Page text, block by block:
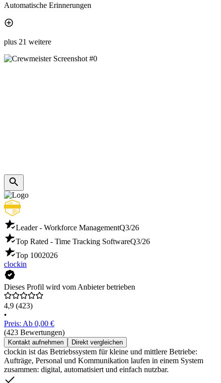
Automatische Erinnerungen
plus 21 weitere
Leader - Workforce ManagementQ3/26
Top Rated - Time Tracking SoftwareQ3/26
Top 1002026
clockin
Dieses Profil wird vom Anbieter betrieben
4,9 (423)
•
Preis: Ab 0,00 €
(423 Bewertungen)
Kontakt aufnehmen Direkt vergleichen
clockin ist das Betriebssystem für kleine und mittlere Betriebe:
Aufträge, Personal und Kommunikation laufen in einem System
zusammen: digital, automatisiert und einfach nutzbar.